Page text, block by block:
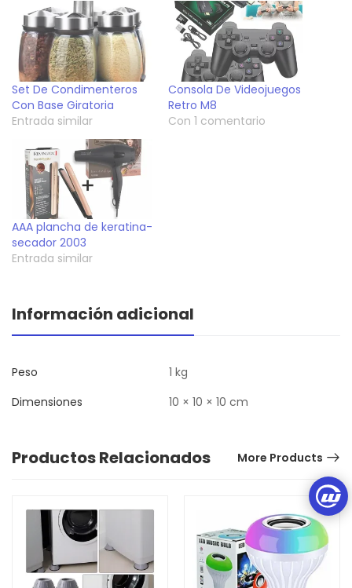
Set De Condimenteros
Con Base Giratoria
Entrada similar
Consola De Videojuegos
Retro M8
Con 1 comentario
AAA plancha de keratina-
secador 2003
Entrada similar
Información adicional
Peso
1 kg
Dimensiones
10 × 10 × 10 cm
Productos Relacionados More Products